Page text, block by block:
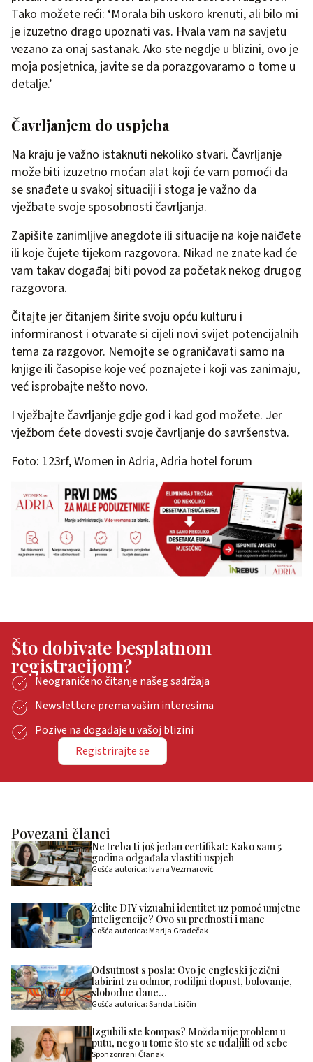
Tako možete reći: ‘Morala bih uskoro krenuti, ali bilo mi
je izuzetno drago upoznati vas. Hvala vam na savjetu
vezano za onaj sastanak. Ako ste negdje u blizini, ovo je
moja posjetnica, javite se da porazgovaramo o tome u
detalje.’
Čavrljanjem do uspjeha
Na kraju je važno istaknuti nekoliko stvari. Čavrljanje
može biti izuzetno moćan alat koji će vam pomoći da
se snađete u svakoj situaciji i stoga je važno da
vježbate svoje sposobnosti čavrljanja.
Zapišite zanimljive anegdote ili situacije na koje naiđete
ili koje čujete tijekom razgovora. Nikad ne znate kad će
vam takav događaj biti povod za početak nekog drugog
razgovora.
Čitajte jer čitanjem širite svoju opću kulturu i
informiranost i otvarate si cijeli novi svijet potencijalnih
tema za razgovor. Nemojte se ograničavati samo na
knjige ili časopise koje već poznajete i koji vas zanimaju,
već isprobajte nešto novo.
I vježbajte čavrljanje gdje god i kad god možete. Jer
vježbom ćete dovesti svoje čavrljanje do savršenstva.
Foto: 123rf, Women in Adria, Adria hotel forum
Što dobivate besplatnom
registracijom?
Neograničeno čitanje našeg sadržaja
Newslettere prema vašim interesima
Pozive na događaje u vašoj blizini
Registrirajte se
Povezani članci
Ne treba ti još jedan certifikat: Kako sam 5
godina odgađala vlastiti uspjeh
Gošća autorica: Ivana Vezmarović
Želite DIY vizualni identitet uz pomoć umjetne
inteligencije? Ovo su prednosti i mane
Gošća autorica: Marija Gradečak
Odsutnost s posla: Ovo je engleski jezični
labirint za odmor, rodiljni dopust, bolovanje,
slobodne dane…
Gošća autorica: Sanda Lisičin
Izgubili ste kompas? Možda nije problem u
putu, nego u tome što ste se udaljili od sebe
Sponzorirani Članak